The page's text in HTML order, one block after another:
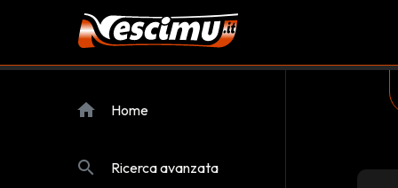
home Home
search Ricerca avanzata